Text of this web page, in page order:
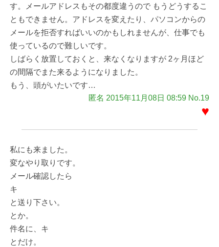
す。メールアドレスもその都度違うので もうどうするこ
ともできません。アドレスを変えたり、パソコンからの
メールを拒否すればいいのかもしれませんが、仕事でも
使っているので難しいです。
しばらく放置しておくと、来なくなりますが 2ヶ月ほど
の間隔でまた来るようになりました。
もう、頭がいたいです…
匿名 2015年11月08日 08:59 No.19
♥
私にも来ました。
変なやり取りです。
メール確認したら
キ
と送り下さい。
とか。
件名に、キ
とだけ。